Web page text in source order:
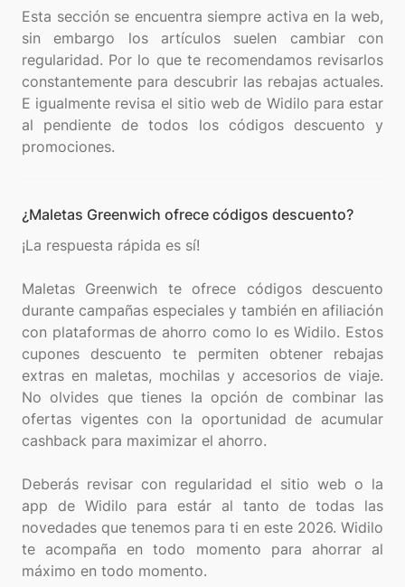
Esta sección se encuentra siempre activa en la web,
sin embargo los artículos suelen cambiar con
regularidad. Por lo que te recomendamos revisarlos
constantemente para descubrir las rebajas actuales.
E igualmente revisa el sitio web de Widilo para estar
al pendiente de todos los códigos descuento y
¿Maletas Greenwich ofrece códigos descuento?
¡La respuesta rápida es sí!
Maletas Greenwich te ofrece códigos descuento
durante campañas especiales y también en afiliación
con plataformas de ahorro como lo es Widilo. Estos
cupones descuento te permiten obtener rebajas
extras en maletas, mochilas y accesorios de viaje.
No olvides que tienes la opción de combinar las
ofertas vigentes con la oportunidad de acumular
cashback para maximizar el ahorro.
Deberás revisar con regularidad el sitio web o la
app de Widilo para estár al tanto de todas las
novedades que tenemos para ti en este 2026. Widilo
te acompaña en todo momento para ahorrar al